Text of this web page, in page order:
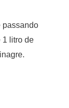
passando
1 litro de